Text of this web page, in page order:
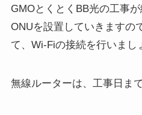
GMOとくとくBB光の工事
ONUを設置していきますの
て、Wi-Fiの接続を行いまし
無線ルーターは、工事日ま